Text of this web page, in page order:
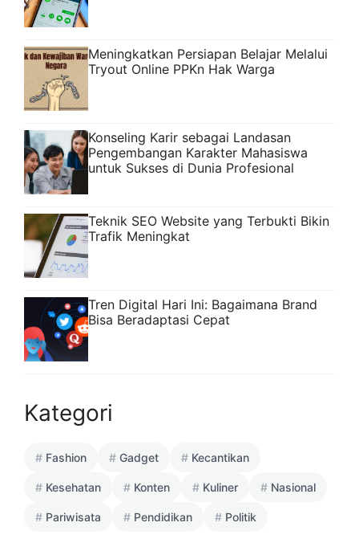
Meningkatkan Persiapan Belajar Melalui
Tryout Online PPKn Hak Warga
Konseling Karir sebagai Landasan
Pengembangan Karakter Mahasiswa
untuk Sukses di Dunia Profesional
Teknik SEO Website yang Terbukti Bikin
Trafik Meningkat
Tren Digital Hari Ini: Bagaimana Brand
Bisa Beradaptasi Cepat
Kategori
Fashion Gadget Kecantikan
Kesehatan Konten Kuliner Nasional
Pariwisata Pendidikan Politik